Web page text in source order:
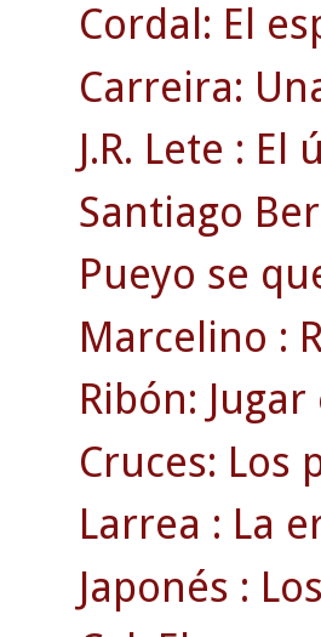
Cordal: El
Carreira:
J.R. Lete :
Santiago
Pueyo se
Marcelino :
Ribón:
Cruces: Los
Larrea : La
Japonés :